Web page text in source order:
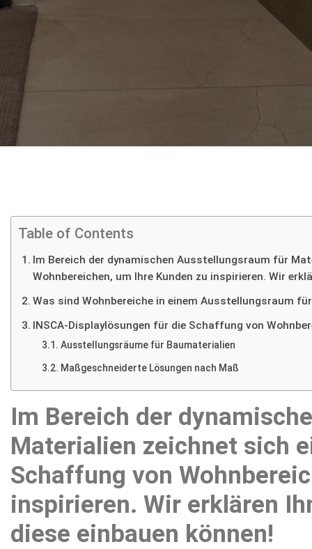
Table of Contents
Im Bereich der dynamischen Ausstellungsraum für
Wohnbereichen, um Ihre Kunden zu inspirieren. Wir
Was sind Wohnbereiche in einem Ausstellungsraum
INSCA-Displaylösungen für die Schaffung von
Ausstellungsräume für Baumaterialien
Maßgeschneiderte Lösungen nach Maß
Im Bereich der
Materialien zeichnet sich
Schaffung von
inspirieren. Wir erklären
diese einbauen können!